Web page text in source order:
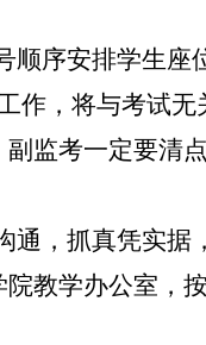
顺序安排学生座
作，将与考试
监考一定要清
通，抓真凭实据
教学办公室，